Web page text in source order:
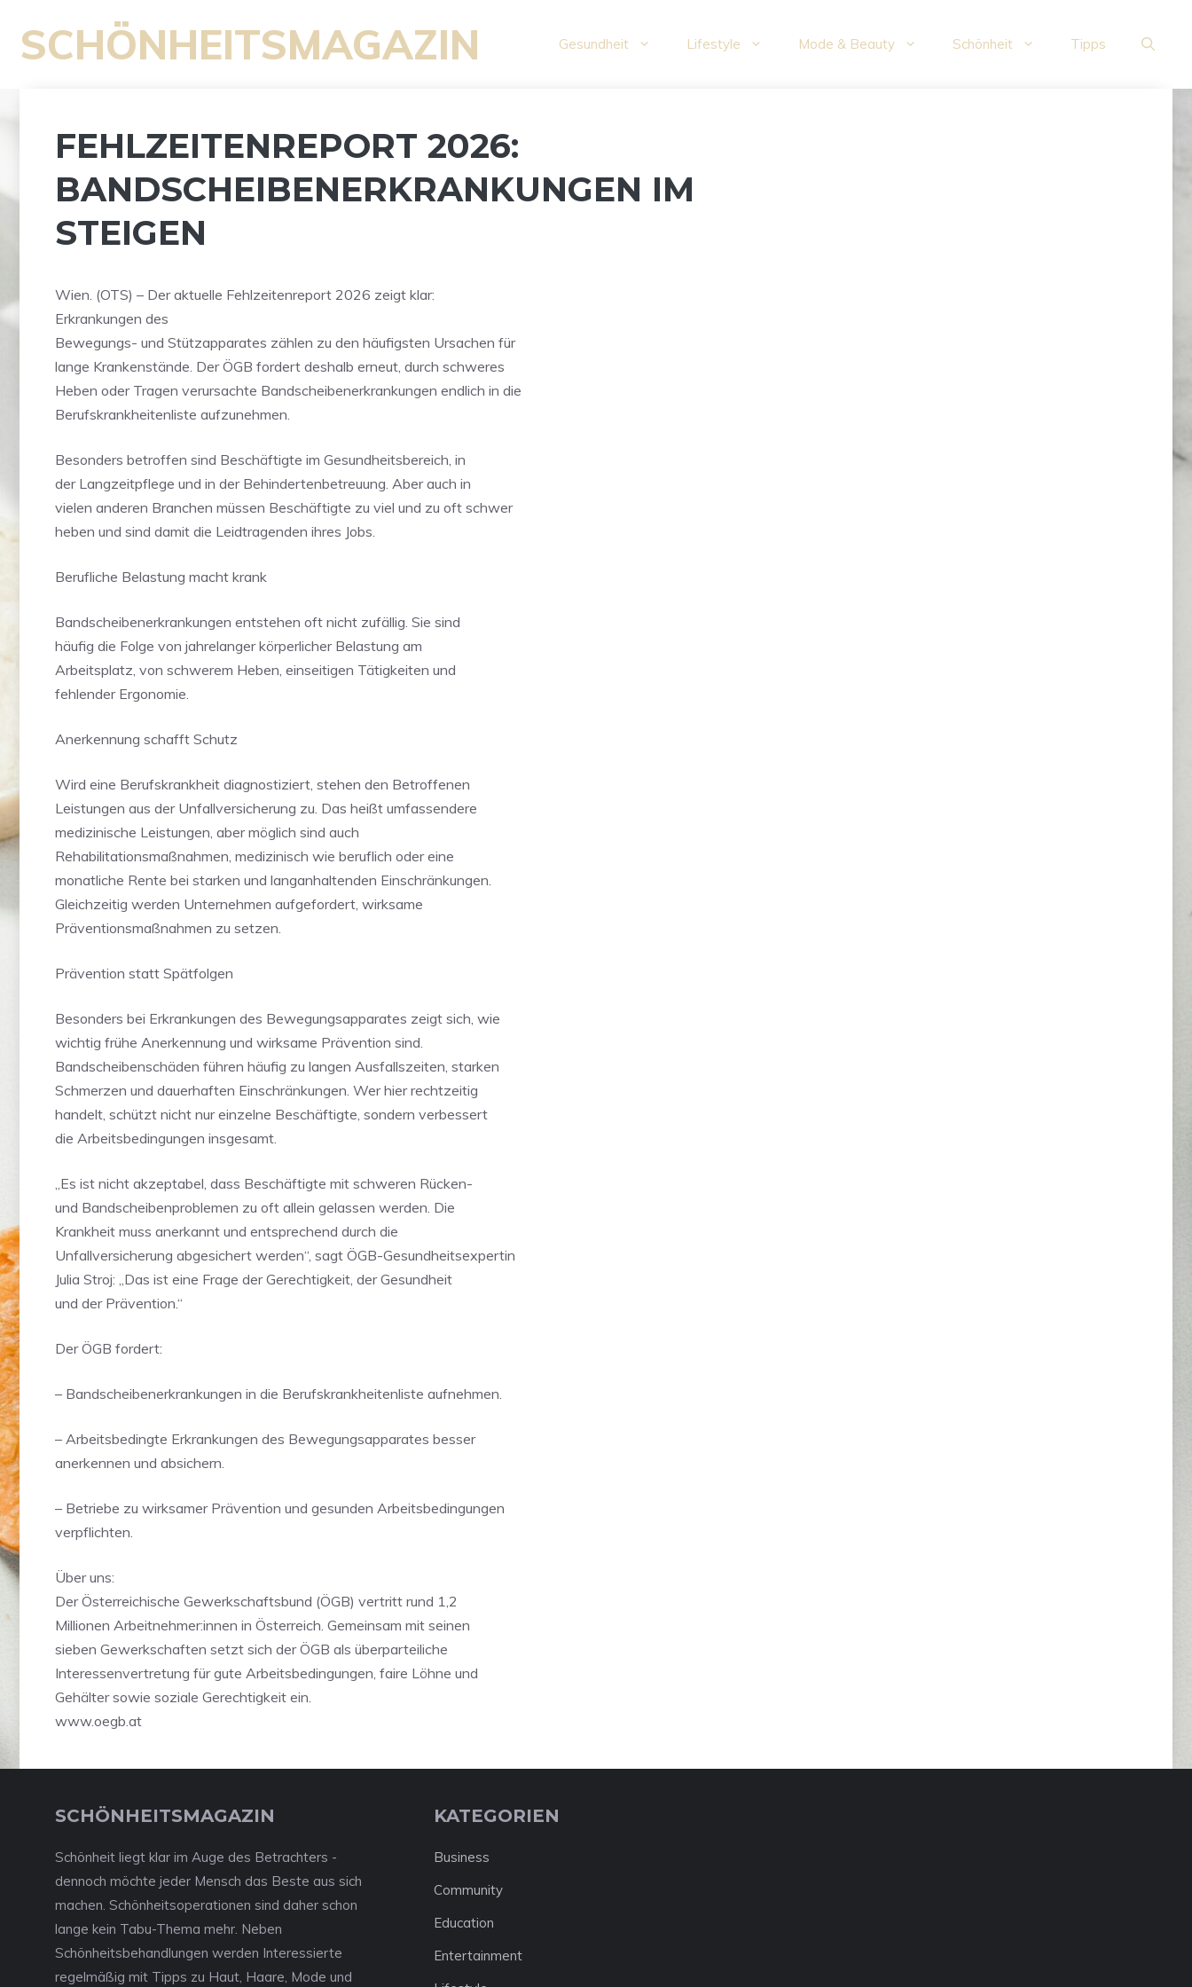
Inhalt
springen
SCHÖNHEITSMAGAZIN Gesundheit Lifestyle Mode & Beauty Schönheit Tipps
FEHLZEITENREPORT 2026:
BANDSCHEIBENERKRANKUNGEN IM
STEIGEN
Wien. (OTS) – Der aktuelle Fehlzeitenreport 2026 zeigt klar:
Erkrankungen des
Bewegungs- und Stützapparates zählen zu den häufigsten Ursachen für
lange Krankenstände. Der ÖGB fordert deshalb erneut, durch schweres
Heben oder Tragen verursachte Bandscheibenerkrankungen endlich in die
Berufskrankheitenliste aufzunehmen.
Besonders betroffen sind Beschäftigte im Gesundheitsbereich, in
der Langzeitpflege und in der Behindertenbetreuung. Aber auch in
vielen anderen Branchen müssen Beschäftigte zu viel und zu oft schwer
heben und sind damit die Leidtragenden ihres Jobs.
Berufliche Belastung macht krank
Bandscheibenerkrankungen entstehen oft nicht zufällig. Sie sind
häufig die Folge von jahrelanger körperlicher Belastung am
Arbeitsplatz, von schwerem Heben, einseitigen Tätigkeiten und
fehlender Ergonomie.
Anerkennung schafft Schutz
Wird eine Berufskrankheit diagnostiziert, stehen den Betroffenen
Leistungen aus der Unfallversicherung zu. Das heißt umfassendere
medizinische Leistungen, aber möglich sind auch
Rehabilitationsmaßnahmen, medizinisch wie beruflich oder eine
monatliche Rente bei starken und langanhaltenden Einschränkungen.
Gleichzeitig werden Unternehmen aufgefordert, wirksame
Präventionsmaßnahmen zu setzen.
Prävention statt Spätfolgen
Besonders bei Erkrankungen des Bewegungsapparates zeigt sich, wie
wichtig frühe Anerkennung und wirksame Prävention sind.
Bandscheibenschäden führen häufig zu langen Ausfallszeiten, starken
Schmerzen und dauerhaften Einschränkungen. Wer hier rechtzeitig
handelt, schützt nicht nur einzelne Beschäftigte, sondern verbessert
die Arbeitsbedingungen insgesamt.
„Es ist nicht akzeptabel, dass Beschäftigte mit schweren Rücken-
und Bandscheibenproblemen zu oft allein gelassen werden. Die
Krankheit muss anerkannt und entsprechend durch die
Unfallversicherung abgesichert werden“, sagt ÖGB-Gesundheitsexpertin
Julia Stroj: „Das ist eine Frage der Gerechtigkeit, der Gesundheit
und der Prävention.“
Der ÖGB fordert:
– Bandscheibenerkrankungen in die Berufskrankheitenliste aufnehmen.
– Arbeitsbedingte Erkrankungen des Bewegungsapparates besser
anerkennen und absichern.
– Betriebe zu wirksamer Prävention und gesunden Arbeitsbedingungen
verpflichten.
Über uns:
Der Österreichische Gewerkschaftsbund (ÖGB) vertritt rund 1,2
Millionen Arbeitnehmer:innen in Österreich. Gemeinsam mit seinen
sieben Gewerkschaften setzt sich der ÖGB als überparteiliche
Interessenvertretung für gute Arbeitsbedingungen, faire Löhne und
Gehälter sowie soziale Gerechtigkeit ein.
www.oegb.at
SCHÖNHEITSMAGAZIN
Schönheit liegt klar im Auge des Betrachters -
dennoch möchte jeder Mensch das Beste aus sich
machen. Schönheitsoperationen sind daher schon
lange kein Tabu-Thema mehr. Neben
Schönheitsbehandlungen werden Interessierte
regelmäßig mit Tipps zu Haut, Haare, Mode und
KATEGORIEN
Business
Community
Education
Entertainment